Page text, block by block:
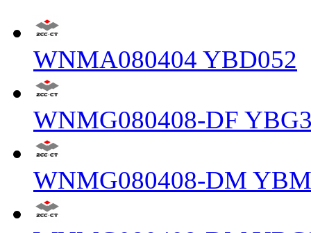
WNMA080404 YBD052
WNMG080408-DF
WNMG080408-DM